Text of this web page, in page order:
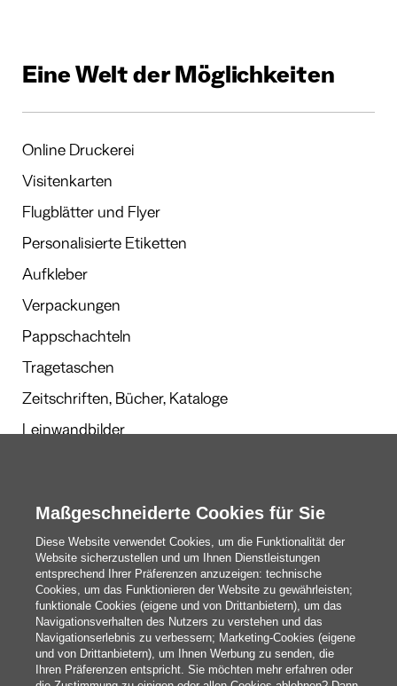
Eine Welt der Möglichkeiten
Online Druckerei
Visitenkarten
Flugblätter und Flyer
Personalisierte Etiketten
Aufkleber
Verpackungen
Pappschachteln
Tragetaschen
Zeitschriften, Bücher, Kataloge
Leinwandbilder
Redaktion
Das Sind Wir
blog@pixartprinting.com
Maßgeschneiderte Cookies für Sie
Diese Website verwendet Cookies, um die Funktionalität der
Website sicherzustellen und um Ihnen Dienstleistungen
entsprechend Ihrer Präferenzen anzuzeigen: technische
Cookies, um das Funktionieren der Website zu gewährleisten;
funktionale Cookies (eigene und von Drittanbietern), um das
Navigationsverhalten des Nutzers zu verstehen und das
Navigationserlebnis zu verbessern; Marketing-Cookies (eigene
und von Drittanbietern), um Ihnen Werbung zu senden, die
Ihren Präferenzen entspricht. Sie möchten mehr erfahren oder